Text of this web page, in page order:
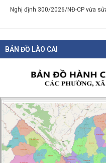
03-08-2026
Hàng loạt chính sách mới về vận
BẢN ĐỒ LÀO CAI